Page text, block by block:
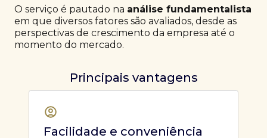
O serviço é pautado na análise fundamentalista
em que diversos fatores são avaliados, desde as
perspectivas de crescimento da empresa até o
momento do mercado.
Principais vantagens
Facilidade e conveniência